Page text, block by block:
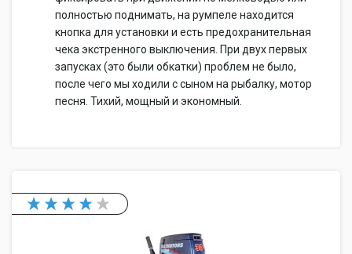
полностью поднимать, на румпеле находится
кнопка для установки и есть предохранительная
чека экстренного выключения. При двух первых
запусках (это были обкатки) проблем не было,
после чего мы ходили с сыном на рыбалку, мотор
песня. Тихий, мощный и экономный.